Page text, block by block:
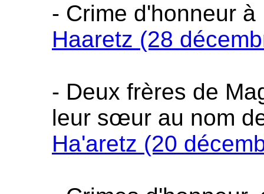
- Crime d'honneur à
Haaretz (28
- Deux frères de
leur sœur au nom
Ha'aretz (20